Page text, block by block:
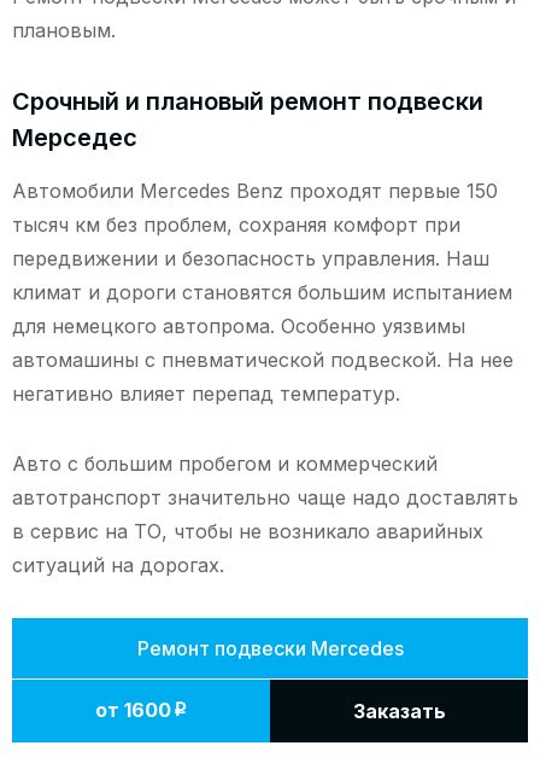
плановым.
Срочный и плановый ремонт подвески
Мерседес
Автомобили Mercedes Benz проходят первые 150
тысяч км без проблем, сохраняя комфорт при
передвижении и безопасность управления. Наш
климат и дороги становятся большим испытанием
для немецкого автопрома. Особенно уязвимы
автомашины с пневматической подвеской. На нее
негативно влияет перепад температур.
Авто с большим пробегом и коммерческий
автотранспорт значительно чаще надо доставлять
в сервис на ТО, чтобы не возникало аварийных
ситуаций на дорогах.
Ремонт подвески Mercedes
Заказать
от 1600 p